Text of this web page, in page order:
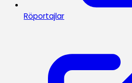
Röportajlar